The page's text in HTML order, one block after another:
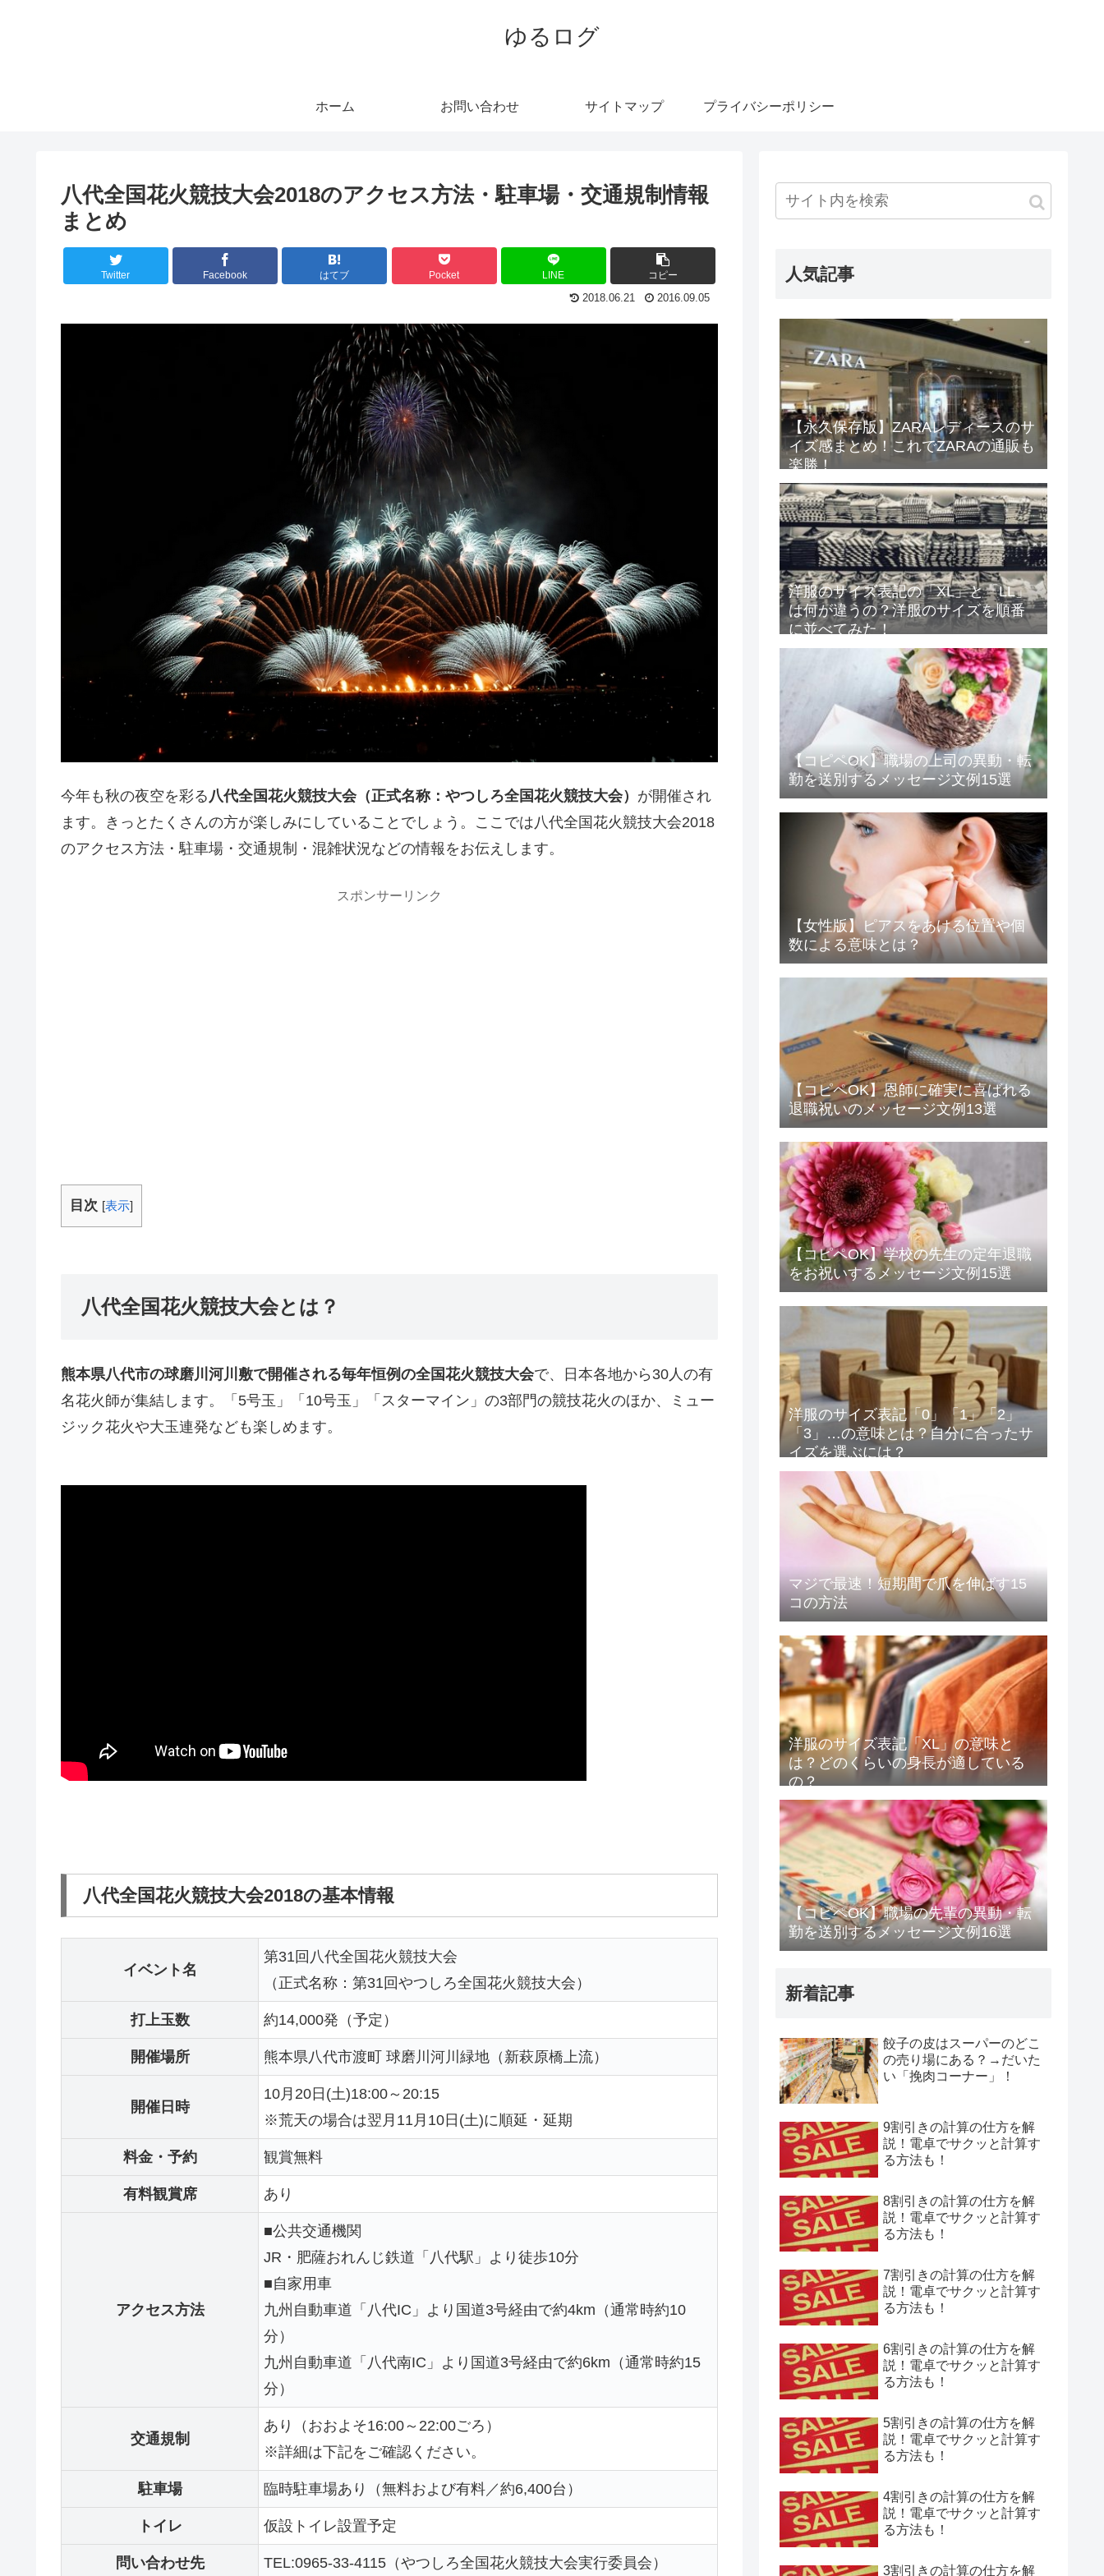
ゆるログ
ホーム お問い合わせ サイトマップ プライバシーポリシー
八代全国花火競技大会2018のアクセス方法・駐車場・交通規制情報
まとめ
Twitter Facebook はてブ Pocket LINE コピー
2018.06.21 2016.09.05
今年も秋の夜空を彩る 八代全国花火競技大会（正式名称：やつしろ全国花火競技大会） が開催され
ます。きっとたくさんの方が楽しみにしていることでしょう。ここでは八代全国花火競技大会2018
のアクセス方法・駐車場・交通規制・混雑状況などの情報をお伝えします。
スポンサーリンク
目次 [表示]
八代全国花火競技大会とは？
熊本県八代市の球磨川河川敷で開催される毎年恒例の全国花火競技大会で、日本各地から30人の有
名花火師が集結します。「5号玉」「10号玉」「スターマイン」の3部門の競技花火のほか、ミュー
ジック花火や大玉連発なども楽しめます。
八代全国花火競技大会2018の基本情報
イベント名
第31回八代全国花火競技大会
（正式名称：第31回やつしろ全国花火競技大会）
打上玉数 約14,000発（予定）
開催場所 熊本県八代市渡町 球磨川河川緑地（新萩原橋上流）
開催日時
10月20日(土)18:00～20:15
※荒天の場合は翌月11月10日(土)に順延・延期
料金・予約 観賞無料
有料観賞席 あり
アクセス方法
■公共交通機関
JR・肥薩おれんじ鉄道「八代駅」より徒歩10分
■自家用車
九州自動車道「八代IC」より国道3号経由で約4km（通常時約10
分）
九州自動車道「八代南IC」より国道3号経由で約6km（通常時約15
分）
交通規制
あり（おおよそ16:00～22:00ごろ）
※詳細は下記をご確認ください。
駐車場 臨時駐車場あり（無料および有料／約6,400台）
トイレ 仮設トイレ設置予定
問い合わせ先 TEL:0965-33-4115（やつしろ全国花火競技大会実行委員会）
人気記事
【永久保存版】ZARAレディースのサ
イズ感まとめ！これでZARAの通販も
楽勝！
洋服のサイズ表記の「XL」と「LL」
は何が違うの？洋服のサイズを順番
に並べてみた！
【コピペOK】職場の上司の異動・転
勤を送別するメッセージ文例15選
【女性版】ピアスをあける位置や個
数による意味とは？
【コピペOK】恩師に確実に喜ばれる
退職祝いのメッセージ文例13選
【コピペOK】学校の先生の定年退職
をお祝いするメッセージ文例15選
洋服のサイズ表記「0」「1」「2」
「3」…の意味とは？自分に合ったサ
イズを選ぶには？
マジで最速！短期間で爪を伸ばす15
コの方法
洋服のサイズ表記「XL」の意味と
は？どのくらいの身長が適している
の？
【コピペOK】職場の先輩の異動・転
勤を送別するメッセージ文例16選
新着記事
餃子の皮はスーパーのどこ
の売り場にある？→だいた
い「挽肉コーナー」！
9割引きの計算の仕方を解
説！電卓でサクッと計算す
る方法も！
8割引きの計算の仕方を解
説！電卓でサクッと計算す
る方法も！
7割引きの計算の仕方を解
説！電卓でサクッと計算す
る方法も！
6割引きの計算の仕方を解
説！電卓でサクッと計算す
る方法も！
5割引きの計算の仕方を解
説！電卓でサクッと計算す
る方法も！
4割引きの計算の仕方を解
説！電卓でサクッと計算す
る方法も！
3割引きの計算の仕方を解